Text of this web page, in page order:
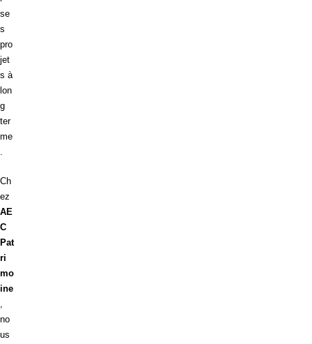
se
s
pro
jet
s à
lon
g
ter
me
.
Ch
ez
AE
C
Pat
ri
mo
ine
,
no
us